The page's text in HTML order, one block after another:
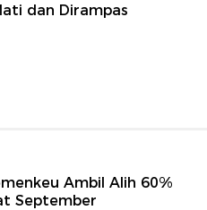
dan Dirampas
Ambil Alih 60%
September